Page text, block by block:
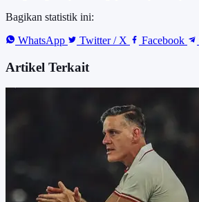
Bagikan statistik ini:
WhatsApp
Twitter / X Facebook
Artikel Terkait